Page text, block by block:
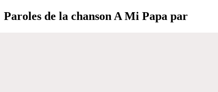
Paroles de la chanson A Mi Papa par